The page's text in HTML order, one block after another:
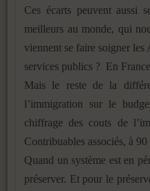
Ces écarts peuvent aussi
meilleurs au monde, qui
viennent se faire soigner
services publics ? En
Mais le reste de la
l’immigration sur le
chiffrage des couts de
Contribuables associés, à
Quand un système est en
préserver. Et pour le